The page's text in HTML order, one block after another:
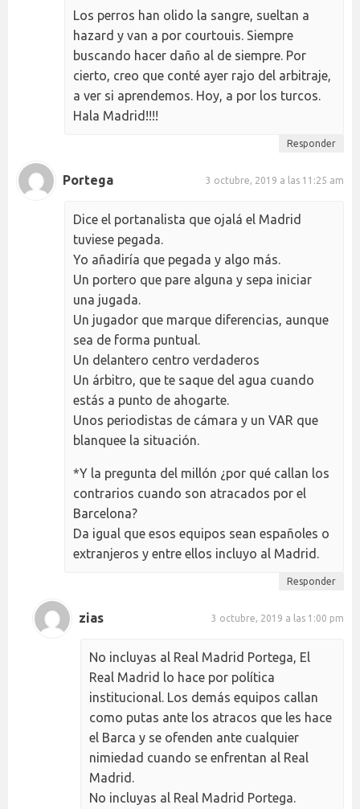
Los perros han olido la sangre, sueltan a
hazard y van a por courtouis. Siempre
buscando hacer daño al de siempre. Por
cierto, creo que conté ayer rajo del arbitraje,
a ver si aprendemos. Hoy, a por los turcos.
Hala Madrid!!!!
Responder
Portega 3 octubre, 2019 a las 11:25 am
Dice el portanalista que ojalá el Madrid
tuviese pegada.
Yo añadiría que pegada y algo más.
Un portero que pare alguna y sepa iniciar
una jugada.
Un jugador que marque diferencias, aunque
sea de forma puntual.
Un delantero centro verdaderos
Un árbitro, que te saque del agua cuando
estás a punto de ahogarte.
Unos periodistas de cámara y un VAR que
blanquee la situación.
*Y la pregunta del millón ¿por qué callan los
contrarios cuando son atracados por el
Barcelona?
Da igual que esos equipos sean españoles o
extranjeros y entre ellos incluyo al Madrid.
Responder
zias 3 octubre, 2019 a las 1:00 pm
No incluyas al Real Madrid Portega, El
Real Madrid lo hace por política
institucional. Los demás equipos callan
como putas ante los atracos que les hace
el Barca y se ofenden ante cualquier
nimiedad cuando se enfrentan al Real
Madrid.
No incluyas al Real Madrid Portega.